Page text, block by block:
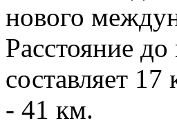
нового
Расстояние
составляет
- 41 км.